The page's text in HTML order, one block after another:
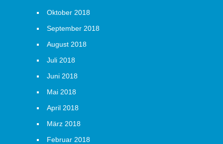
Oktober 2018
September 2018
August 2018
Juli 2018
Juni 2018
Mai 2018
April 2018
März 2018
Februar 2018